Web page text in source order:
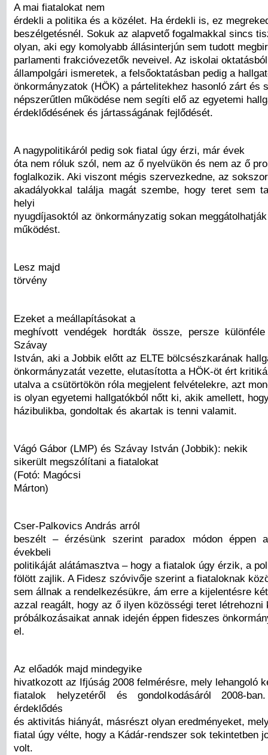
A mai fiatalokat nem
érdekli a politika és a közélet. Ha érdekli is, ez
beszélgetésnél. Sokuk az alapvető fogalmakkal sincs
olyan, aki egy komolyabb állásinterjún sem tudott
parlamenti frakcióvezetők neveivel. Az iskolai
állampolgári ismeretek, a felsőoktatásban pedig a
önkormányzatok (HÖK) a pártelitekhez hasonló zárt és
népszerűtlen működése nem segíti elő az egyetemi
érdeklődésének és jártasságának fejlődését.
A nagypolitikáról pedig sok fiatal úgy érzi, már évek
óta nem róluk szól, nem az ő nyelvükön és nem az ő
foglalkozik. Aki viszont mégis szervezkedne, az
akadályokkal találja magát szembe, hogy teret sem
helyi
nyugdíjasoktól az önkormányzatig sokan
működést.
Lesz majd
törvény
Ezeket a meállapításokat a
meghívott vendégek hordták össze, persze különféle
Szávay
István, aki a Jobbik előtt az ELTE bölcsészkarának
önkormányzatát vezette, elutasította a HÖK-öt ért
utalva a csütörtökön róla megjelent felvételekre, azt
is olyan egyetemi hallgatókból nőtt ki, akik amellett,
házibulikba, gondoltak és akartak is tenni valamit.
Vágó Gábor (LMP) és Szávay István (Jobbik): nekik
sikerült megszólítani a fiatalokat
(Fotó: Magócsi
Márton)
Cser-Palkovics András arról
beszélt – érzésünk szerint paradox módon éppen
évekbeli
politikáját alátámasztva – hogy a fiatalok úgy érzik, a
fölött zajlik. A Fidesz szóvivője szerint a fiataloknak
sem állnak a rendelkezésükre, ám erre a kijelentésre
azzal reagált, hogy az ő ilyen közösségi teret létrehozni
próbálkozásaikat annak idején éppen fideszes
el.
Az előadók majd mindegyike
hivatkozott az Ifjúság 2008 felmérésre, mely lehangoló
fiatalok helyzetéről és gondolkodásáról 2008-
érdeklődés
és aktivitás hiányát, másrészt olyan eredményeket,
fiatal úgy vélte, hogy a Kádár-rendszer sok tekintetben
volt.